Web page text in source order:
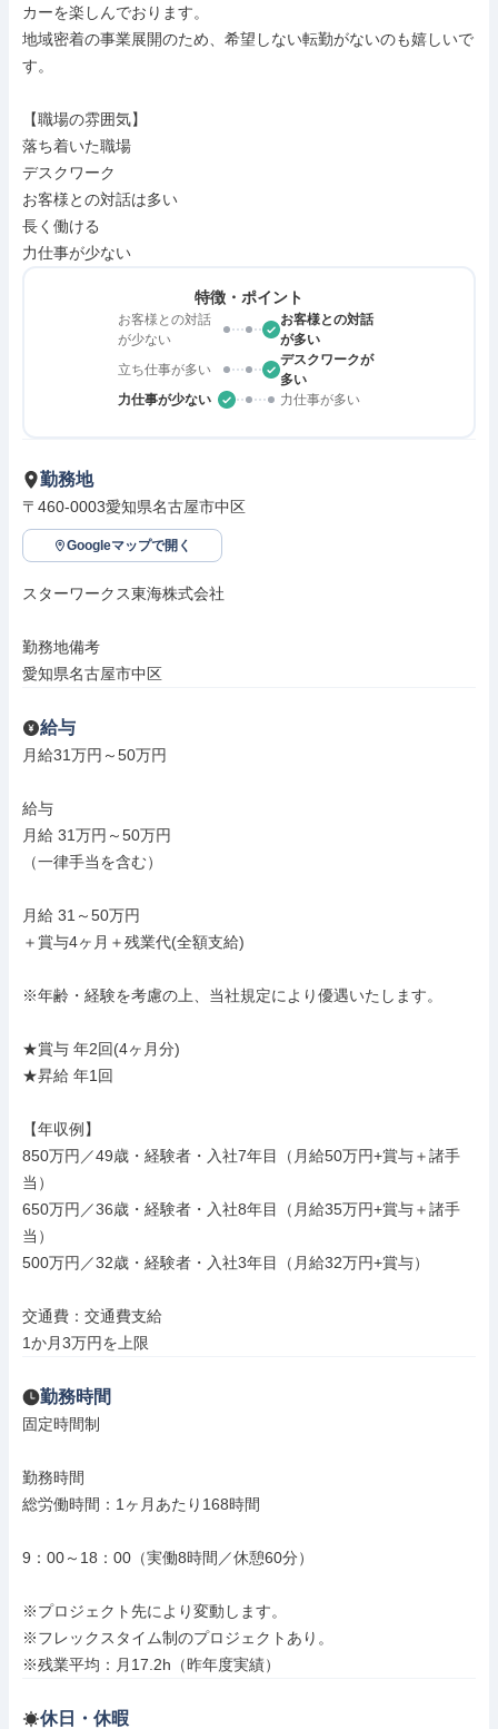
カーを楽しんでおります。
地域密着の事業展開のため、希望しない転勤がないのも嬉しいで
す。
【職場の雰囲気】
落ち着いた職場
デスクワーク
お客様との対話は多い
長く働ける
力仕事が少ない
特徴・ポイント
お客様との対話
が少ない
お客様との対話
が多い
立ち仕事が多い
デスクワークが
多い
力仕事が少ない
力仕事が多い
勤務地
〒460-0003愛知県名古屋市中区
Googleマップで開く
スターワークス東海株式会社
勤務地備考
愛知県名古屋市中区
給与
月給31万円～50万円
給与
月給 31万円～50万円
（一律手当を含む）
月給 31～50万円
＋賞与4ヶ月＋残業代(全額支給)
※年齢・経験を考慮の上、当社規定により優遇いたします。
★賞与 年2回(4ヶ月分)
★昇給 年1回
【年収例】
850万円／49歳・経験者・入社7年目（月給50万円+賞与＋諸手
当）
650万円／36歳・経験者・入社8年目（月給35万円+賞与＋諸手
当）
500万円／32歳・経験者・入社3年目（月給32万円+賞与）
交通費：交通費支給
1か月3万円を上限
勤務時間
固定時間制
勤務時間
総労働時間：1ヶ月あたり168時間
9：00～18：00（実働8時間／休憩60分）
※プロジェクト先により変動します。
※フレックスタイム制のプロジェクトあり。
※残業平均：月17.2h（昨年度実績）
休日・休暇